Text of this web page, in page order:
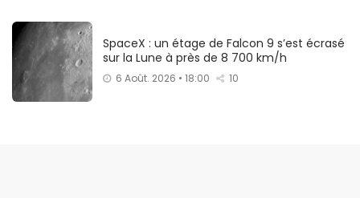
SpaceX : un étage de Falcon 9 s’est écrasé
sur la Lune à près de 8 700 km/h
6 Août. 2026 • 18:00 10